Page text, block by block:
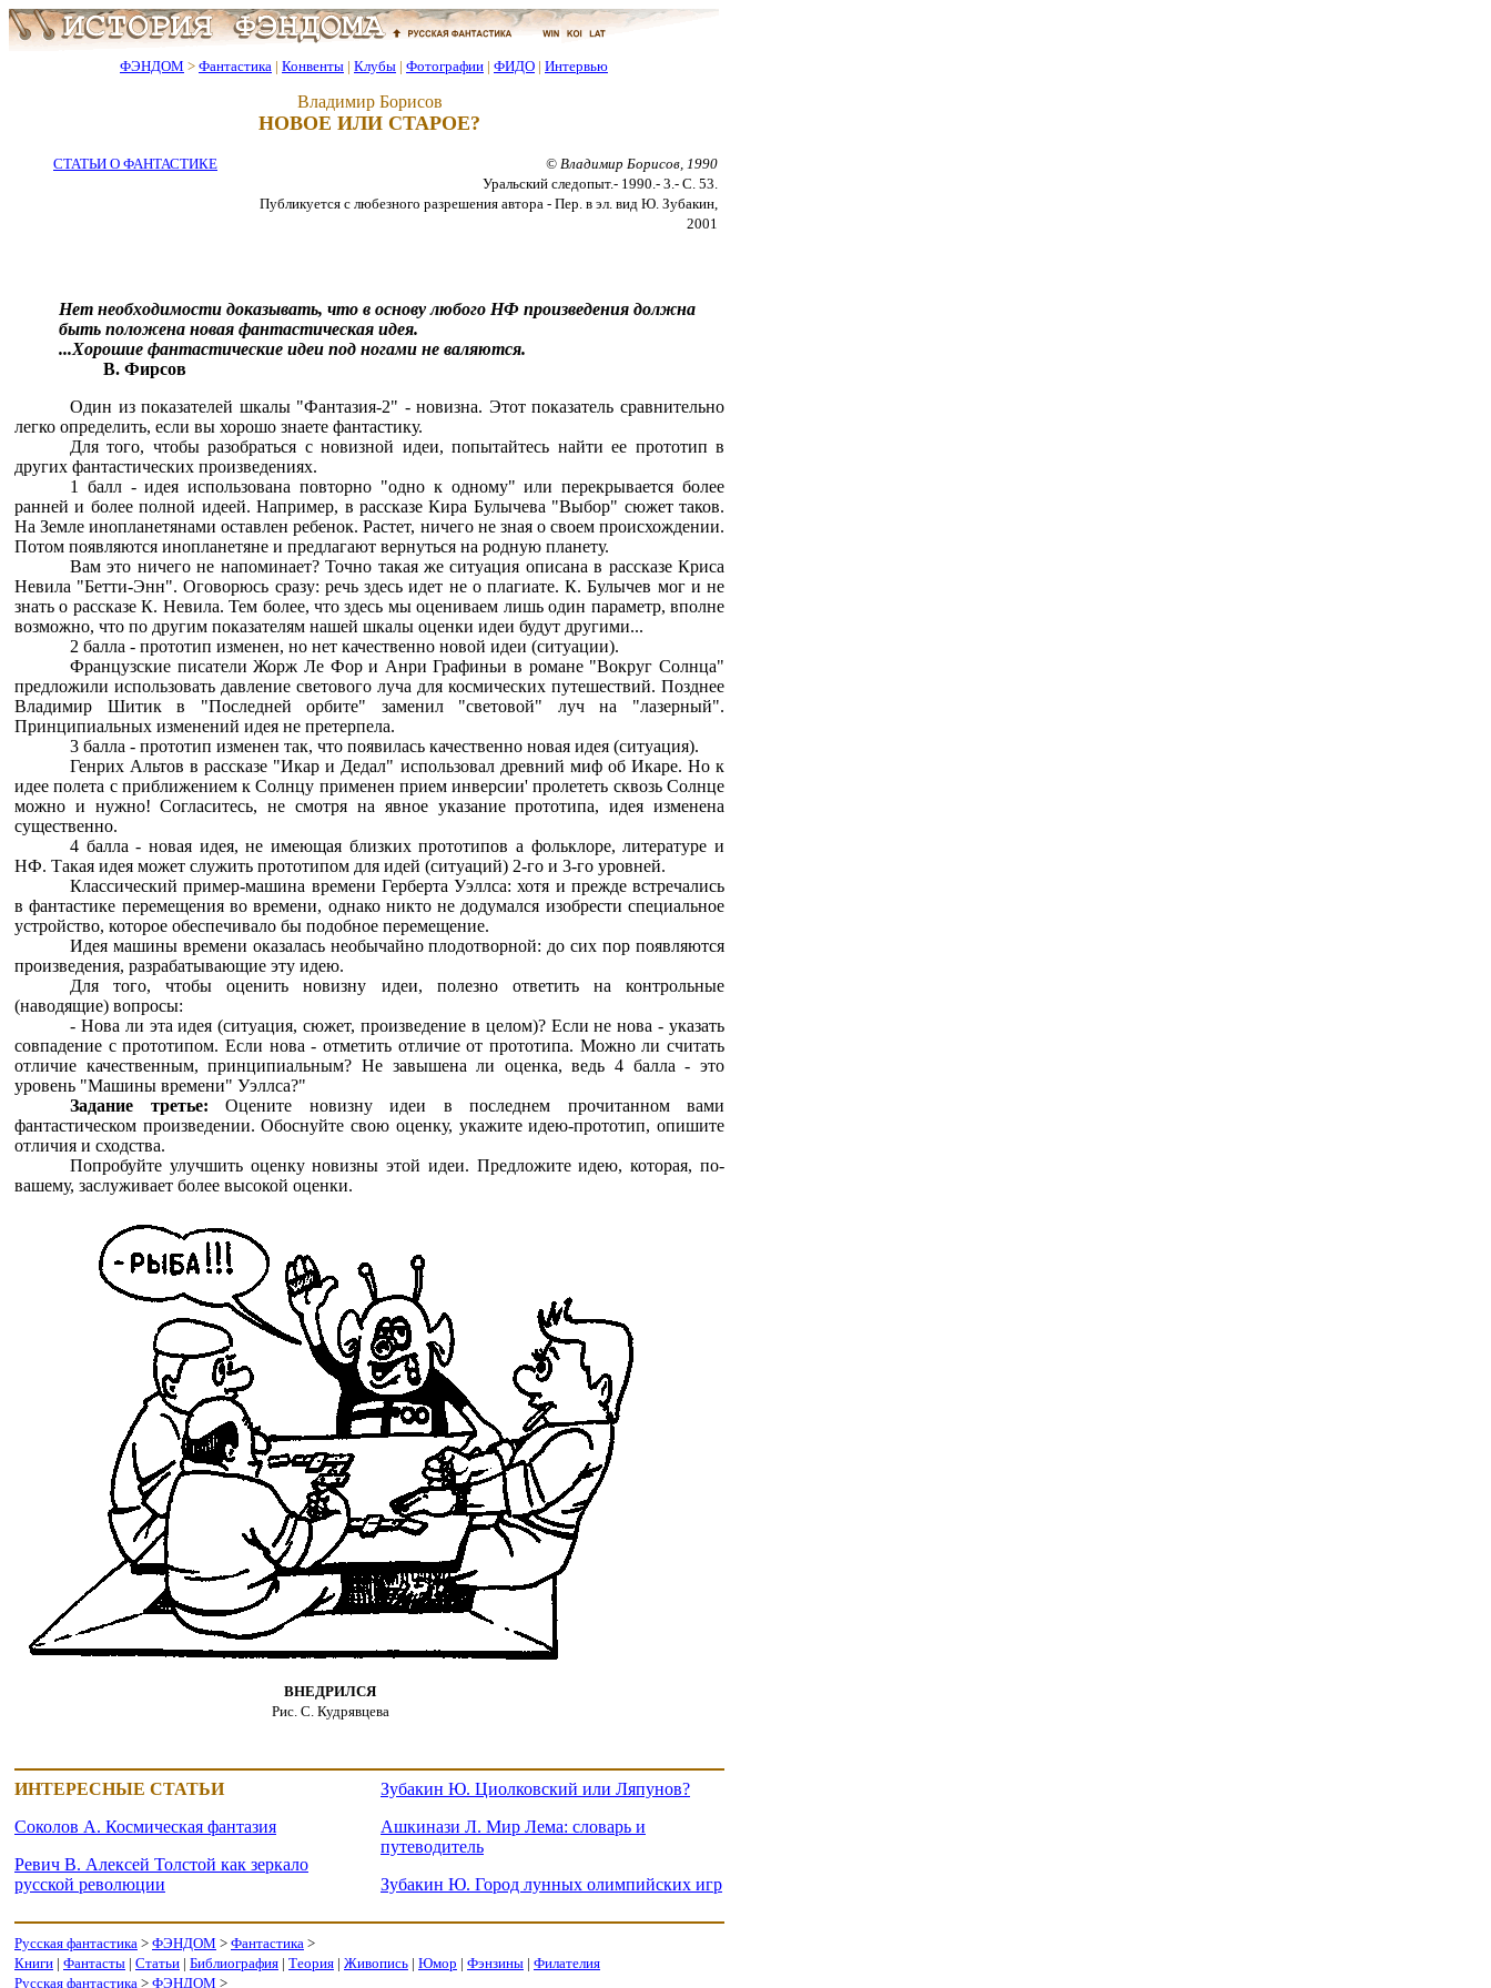
ФЭНДОМ > Фантастика | Конвенты | Клубы | Фотографии | ФИДО | Интервью
Владимир Борисов
НОВОЕ ИЛИ СТАРОЕ?
СТАТЬИ О ФАНТАСТИКЕ
© Владимир Борисов, 1990
Уральский следопыт.- 1990.- 3.- С. 53.
Публикуется с любезного разрешения автора - Пер. в эл. вид Ю. Зубакин,
2001
Нет необходимости доказывать, что в основу любого НФ произведения должна
быть положена новая фантастическая идея.
...Хорошие фантастические идеи под ногами не валяются.
В. Фирсов
Один из показателей шкалы "Фантазия-2" - новизна. Этот показатель сравнительно
легко определить, если вы хорошо знаете фантастику.
Для того, чтобы разобраться с новизной идеи, попытайтесь найти ее прототип в
других фантастических произведениях.
1 балл - идея использована повторно "одно к одному" или перекрывается более
ранней и более полной идеей. Например, в рассказе Кира Булычева "Выбор" сюжет таков.
На Земле инопланетянами оставлен ребенок. Растет, ничего не зная о своем происхождении.
Потом появляются инопланетяне и предлагают вернуться на родную планету.
Вам это ничего не напоминает? Точно такая же ситуация описана в рассказе Криса
Невила "Бетти-Энн". Оговорюсь сразу: речь здесь идет не о плагиате. К. Булычев мог и не
знать о рассказе К. Невила. Тем более, что здесь мы оцениваем лишь один параметр, вполне
возможно, что по другим показателям нашей шкалы оценки идеи будут другими...
2 балла - прототип изменен, но нет качественно новой идеи (ситуации).
Французские писатели Жорж Ле Фор и Анри Графиньи в романе "Вокруг Солнца"
предложили использовать давление светового луча для космических путешествий. Позднее
Владимир Шитик в "Последней орбите" заменил "световой" луч на "лазерный".
Принципиальных изменений идея не претерпела.
3 балла - прототип изменен так, что появилась качественно новая идея (ситуация).
Генрих Альтов в рассказе "Икар и Дедал" использовал древний миф об Икаре. Но к
идее полета с приближением к Солнцу применен прием инверсии' пролететь сквозь Солнце
можно и нужно! Согласитесь, не смотря на явное указание прототипа, идея изменена
существенно.
4 балла - новая идея, не имеющая близких прототипов а фольклоре, литературе и
НФ. Такая идея может служить прототипом для идей (ситуаций) 2-го и 3-го уровней.
Классический пример-машина времени Герберта Уэллса: хотя и прежде встречались
в фантастике перемещения во времени, однако никто не додумался изобрести специальное
устройство, которое обеспечивало бы подобное перемещение.
Идея машины времени оказалась необычайно плодотворной: до сих пор появляются
произведения, разрабатывающие эту идею.
Для того, чтобы оценить новизну идеи, полезно ответить на контрольные
(наводящие) вопросы:
- Нова ли эта идея (ситуация, сюжет, произведение в целом)? Если не нова - указать
совпадение с прототипом. Если нова - отметить отличие от прототипа. Можно ли считать
отличие качественным, принципиальным? Не завышена ли оценка, ведь 4 балла - это
уровень "Машины времени" Уэллса?"
Задание третье: Оцените новизну идеи в последнем прочитанном вами
фантастическом произведении. Обоснуйте свою оценку, укажите идею-прототип, опишите
отличия и сходства.
Попробуйте улучшить оценку новизны этой идеи. Предложите идею, которая, по-
вашему, заслуживает более высокой оценки.
ВНЕДРИЛСЯ
Рис. С. Кудрявцева
ИНТЕРЕСНЫЕ СТАТЬИ
Соколов А. Космическая фантазия
Ревич В. Алексей Толстой как зеркало
русской революции
Зубакин Ю. Циолковский или Ляпунов?
Ашкинази Л. Мир Лема: словарь и
путеводитель
Зубакин Ю. Город лунных олимпийских игр
Русская фантастика > ФЭНДОМ > Фантастика >
Книги | Фантасты | Статьи | Библиография | Теория | Живопись | Юмор | Фэнзины | Филателия
Русская фантастика > ФЭНДОМ >